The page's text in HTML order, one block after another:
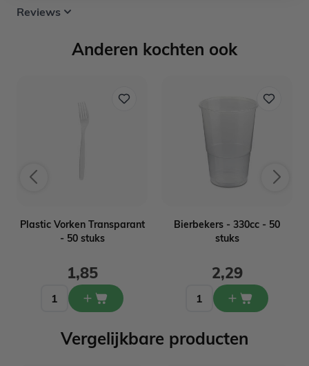
Reviews
Anderen kochten ook
Plastic Vorken Transparant
- 50 stuks
1,85
Bierbekers - 330cc - 50
stuks
2,29
Vergelijkbare producten